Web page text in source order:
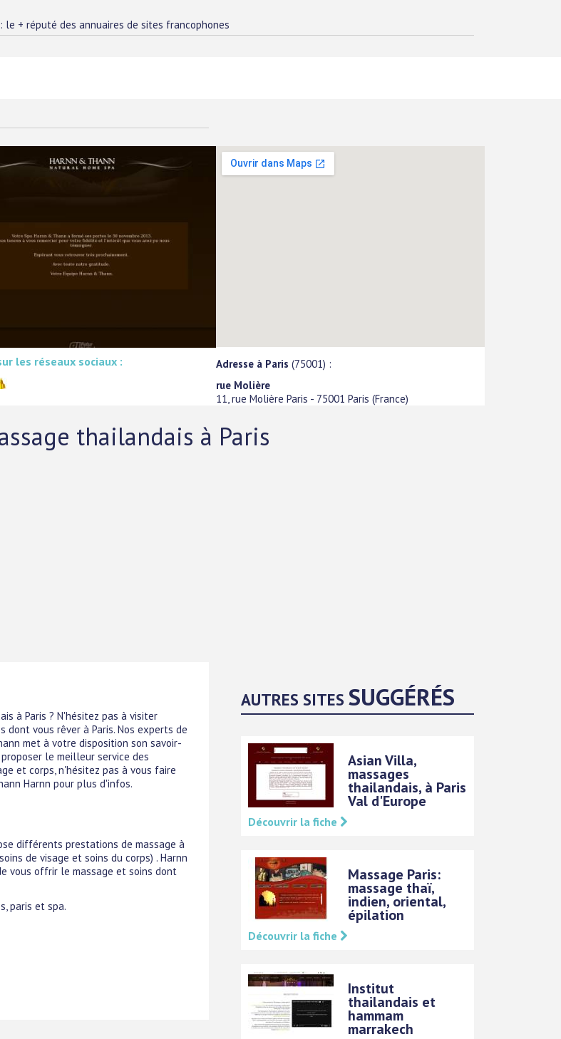
: le + réputé des annuaires de sites francophones
les réseaux sociaux : Adresse à Paris (75001) :
rue Molière
11, rue Molière Paris - 75001 Paris (France)
thailandais à Paris
à Paris ? N'hésitez pas à visiter
vous rêver à Paris. Nos experts de
met à votre disposition son savoir-
le meilleur service des
et corps, n'hésitez pas à vous faire
Harnn pour plus d'infos.
différents prestations de massage à
de visage et soins du corps) . Harnn
vous offrir le massage et soins dont
paris et spa.
AUTRES SITESSUGGÉRÉS
Asian Villa,
massages
thailandais, à Paris
Val d'Europe
Découvrir la fiche
Massage Paris:
massage thaï,
indien, oriental,
épilation
Découvrir la fiche
Institut
thailandais et
hammam
marrakech